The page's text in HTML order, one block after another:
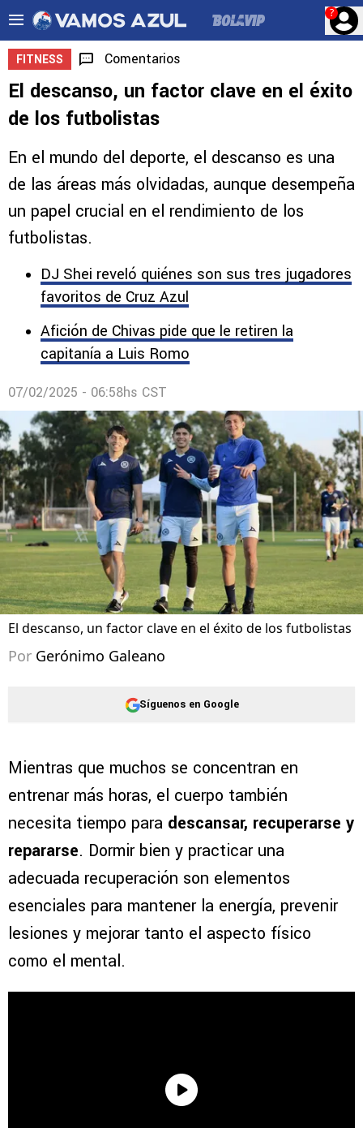
?
FITNESS Comentarios
El descanso, un factor clave en el éxito
de los futbolistas
En el mundo del deporte, el descanso es una
de las áreas más olvidadas, aunque desempeña
un papel crucial en el rendimiento de los
futbolistas.
DJ Shei reveló quiénes son sus tres jugadores
favoritos de Cruz Azul
Afición de Chivas pide que le retiren la
capitanía a Luis Romo
07/02/2025 - 06:58hs CST
El descanso, un factor clave en el éxito de los futbolistas
Por Gerónimo Galeano
Síguenos en Google
Mientras que muchos se concentran en
entrenar más horas, el cuerpo también
necesita tiempo para descansar, recuperarse y
repararse. Dormir bien y practicar una
adecuada recuperación son elementos
esenciales para mantener la energía, prevenir
lesiones y mejorar tanto el aspecto físico
como el mental.